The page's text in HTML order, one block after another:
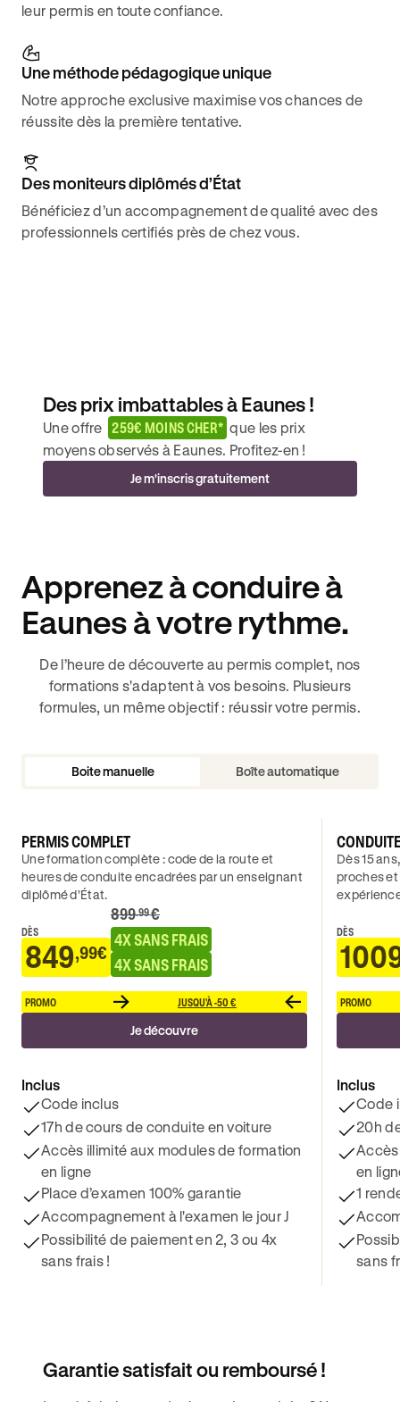
leur permis en toute confiance.
Une méthode pédagogique unique
Notre approche exclusive maximise vos chances de
réussite dès la première tentative.
Des moniteurs diplômés d’État
Bénéficiez d’un accompagnement de qualité avec des
professionnels certifiés près de chez vous.
Des prix imbattables à Eaunes !
Une offre 259€ MOINS CHER* que les prix
moyens observés à Eaunes. Profitez-en !
Je m'inscris gratuitement
Apprenez à conduire à
Eaunes à votre rythme.
De l’heure de découverte au permis complet, nos
formations s'adaptent à vos besoins. Plusieurs
formules, un même objectif : réussir votre permis.
Boite manuelle Boîte automatique
PERMIS COMPLET
Une formation complète : code de la route et
heures de conduite encadrées par un enseignant
diplômé d’État.
DÈS
849,99€
899 .99€
4X SANS FRAIS
4X SANS FRAIS
PROMO JUSQU'À -50 €
Je découvre
Inclus
Code inclus
17h de cours de conduite en voiture
Accès illimité aux modules de formation
en ligne
Place d’examen 100% garantie
Accompagnement à l'examen le jour J
Possibilité de paiement en 2, 3 ou 4x
sans frais !
Dès 15
proches
DÈS
PROMO
Inclus
Code
20h
en
1
sans
Garantie satisfait ou remboursé !